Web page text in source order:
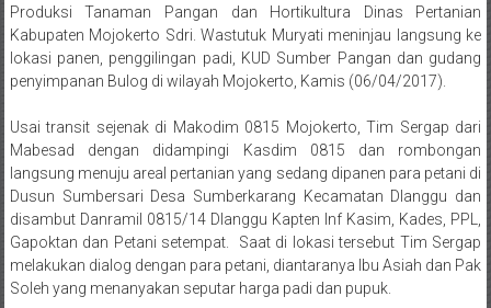
lokasi panen, penggilingan padi, KUD Sumber Pangan dan gudang
penyimpanan Bulog di wilayah Mojokerto, Kamis (06/04/2017).
Usai transit sejenak di Makodim 0815 Mojokerto, Tim Sergap dari
langsung menuju areal pertanian yang sedang dipanen para petani di
Dusun Sumbersari Desa Sumberkarang Kecamatan Dlanggu dan
disambut Danramil 0815/14 Dlanggu Kapten Inf Kasim, Kades, PPL,
Gapoktan dan Petani setempat. Saat di lokasi tersebut Tim Sergap
melakukan dialog dengan para petani, diantaranya Ibu Asiah dan Pak
Soleh yang menanyakan seputar harga padi dan pupuk.
Dalam tanggapannya, Tim Sergap Mabesad menyampaikan bahwa